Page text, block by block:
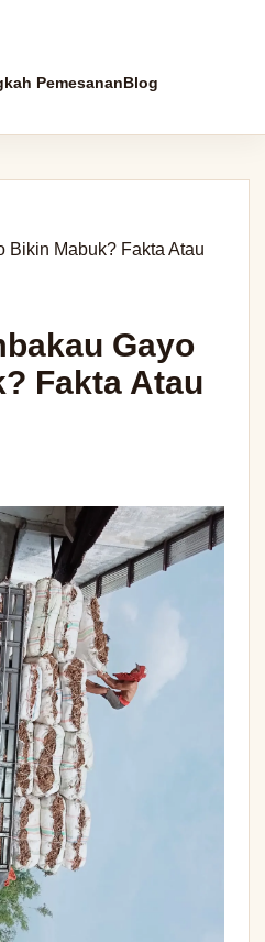
PemesananBlog
Bikin Mabuk? Fakta Atau
Gayo
Fakta Atau